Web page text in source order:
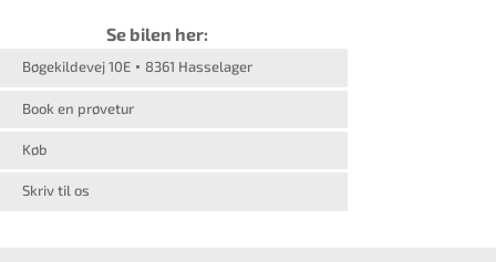
Se bilen her:
Bøgekildevej 10E 8361 Hasselager
Book en prøvetur
Køb
Skriv til os